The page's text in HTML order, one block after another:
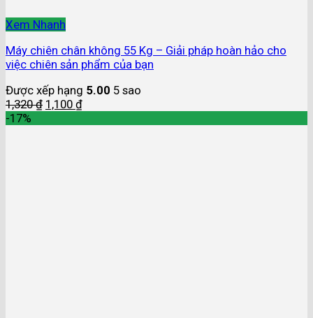
Xem Nhanh
Máy chiên chân không 55 Kg – Giải pháp hoàn hảo cho
việc chiên sản phẩm của bạn
Được xếp hạng 5.00 5 sao
1,320₫ 1,100 ₫
-17%